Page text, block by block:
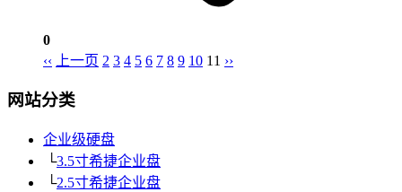
0
‹‹
上一页 2 3 4 5 6 7 8 9 10 11 ››
网站分类
企业级硬盘
└3.5寸希捷企业盘
└2.5寸希捷企业盘